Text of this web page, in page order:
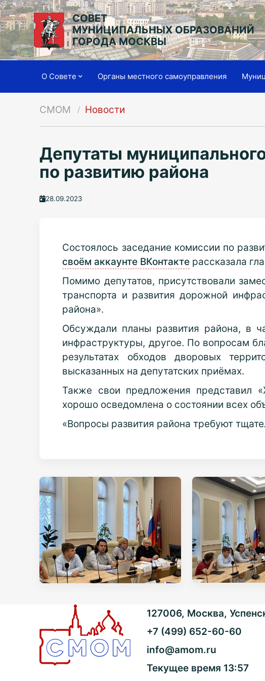
СОВЕТ
МУНИЦИПАЛЬНЫХ ОБРАЗОВАНИЙ
ГОРОДА МОСКВЫ
О Совете Органы местного самоуправления
СМОМ Новости
Депутаты
по развитию района
28.09.2023
Состоялось заседание комиссии по
своём аккаунте ВКонтакте рассказала
Помимо депутатов, присутствовали
транспорта и развития дорожной
района».
Обсуждали планы развития района, в
инфраструктуры, другое. По вопросам
результатах обходов дворовых
высказанных на депутатских приёмах.
Также свои предложения представил
хорошо осведомлена о состоянии всех
«Вопросы развития района требуют
127006, Москва,
+7 (499) 652-60-60
info@amom.ru
Текущее время 13:57